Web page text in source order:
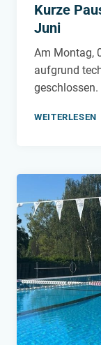
Kurze
Juni
Am Montag,
aufgrund
geschlossen.
WEITERLESEN